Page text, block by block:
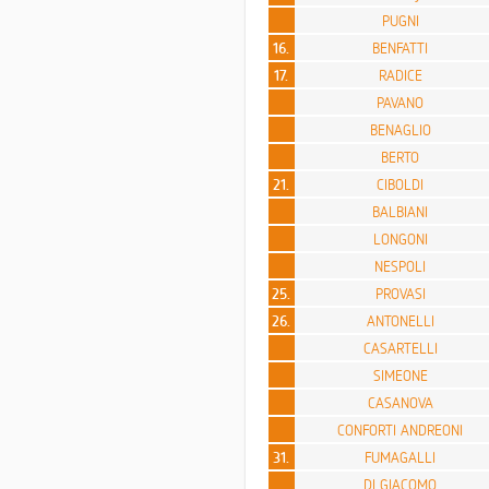
PUGNI
16.
BENFATTI
17.
RADICE
PAVANO
BENAGLIO
BERTO
21.
CIBOLDI
BALBIANI
LONGONI
NESPOLI
25.
PROVASI
26.
ANTONELLI
CASARTELLI
SIMEONE
CASANOVA
CONFORTI ANDREONI
31.
FUMAGALLI
DI GIACOMO